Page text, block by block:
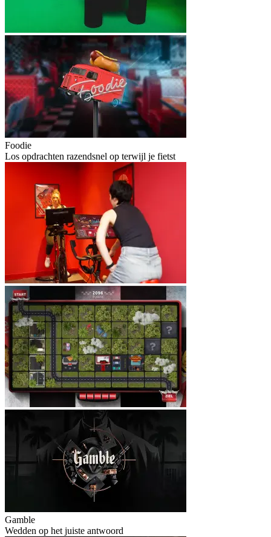
Foodie
Los opdrachten razendsnel op terwijl je fietst
Gamble
Wedden op het juiste antwoord